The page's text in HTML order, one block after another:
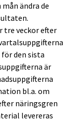
ändra de
tre veckor efter
den sista
är
bl.a. om
näringsgren
levereras